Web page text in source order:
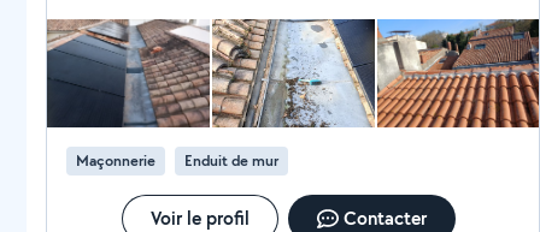
Maçonnerie Enduit de mur
Voir le profil Contacter